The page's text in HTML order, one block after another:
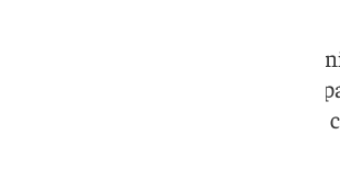
La corporación del Sábado Santo
ambiciosa etapa cultural y social
casco histórico con el respaldo del